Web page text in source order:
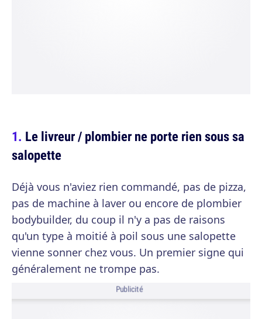
Le livreur / plombier ne porte rien sous sa
salopette
Déjà vous n'aviez rien commandé, pas de pizza,
pas de machine à laver ou encore de plombier
bodybuilder, du coup il n'y a pas de raisons
qu'un type à moitié à poil sous une salopette
vienne sonner chez vous. Un premier signe qui
généralement ne trompe pas.
Publicité